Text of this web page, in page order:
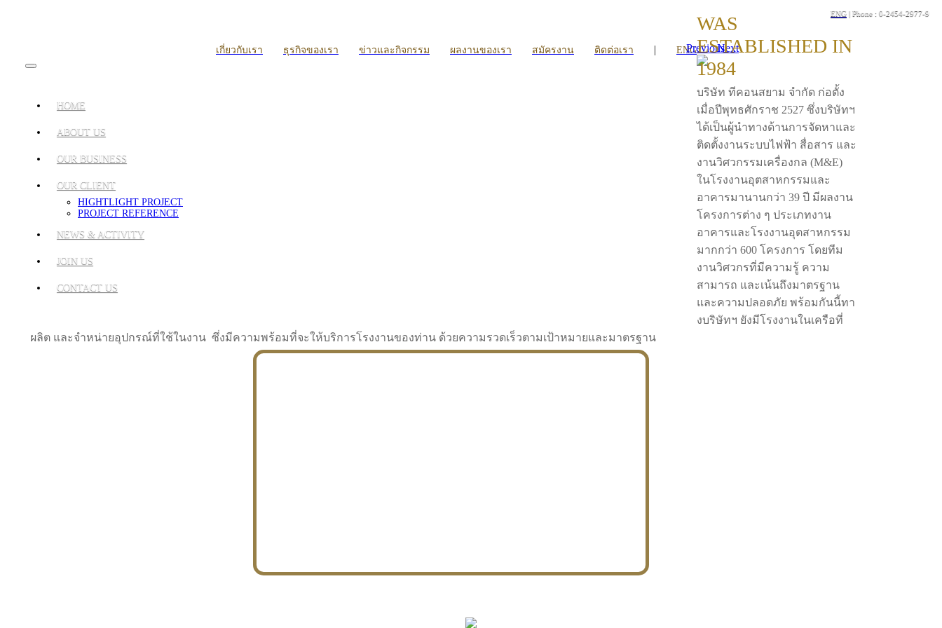
ENG | Phone : 0-2454-2977-9
เกี่ยวกับเรา ธุรกิจของเรา ข่าวและกิจกรรม ผลงานของเรา สมัครงาน ติดต่อเรา | ENG
HOME
ABOUT US
OUR BUSINESS
OUR CLIENT
HIGHTLIGHT PROJECT
PROJECT REFERENCE
NEWS & ACTIVITY
JOIN US
CONTACT US
PreviousNext
WAS
ESTABLISHED IN
1984
บริษัท ทีคอนสยาม จำกัด ก่อตั้ง
เมื่อปีพุทธศักราช 2527 ซึ่งบริษัทฯ
ได้เป็นผู้นำทางด้านการจัดหาและ
ติดตั้งงานระบบไฟฟ้า สื่อสาร และ
งานวิศวกรรมเครื่องกล (M&E)
ในโรงงานอุตสาหกรรมและ
อาคารมานานกว่า 39 ปี มีผลงาน
โครงการต่าง ๆ ประเภทงาน
อาคารและโรงงานอุตสาหกรรม
มากกว่า 600 โครงการ โดยทีม
งานวิศวกรที่มีความรู้ ความ
สามารถ และเน้นถึงมาตรฐาน
และความปลอดภัย พร้อมกันนี้ทา
งบริษัทฯ ยังมีโรงงานในเครือที่
ผลิต และจำหน่ายอุปกรณ์ที่ใช้ในงาน ซึ่งมีความพร้อมที่จะให้บริการโรงงานของท่าน ด้วยความรวดเร็วตามเป้าหมายและมาตรฐาน